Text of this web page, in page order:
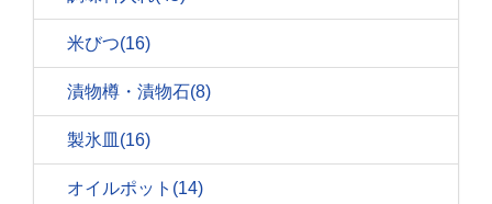
米びつ(16)
漬物樽・漬物石(8)
製氷皿 (16)
オイルポット (14)